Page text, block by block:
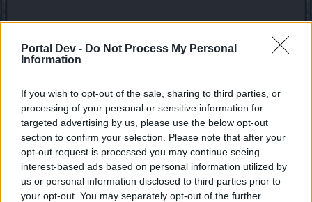
Portal Dev - Do Not Process My Personal
Information
If you wish to opt-out of the sale, sharing to third parties, or
processing of your personal or sensitive information for
targeted advertising by us, please use the below opt-out
section to confirm your selection. Please note that after your
opt-out request is processed you may continue seeing
interest-based ads based on personal information utilized by
us or personal information disclosed to third parties prior to
your opt-out. You may separately opt-out of the further
Forum Greenhorn
rozrabiaki supergwiazdy tj. MR czarującego/MR
oślepiającego plus skrzynki przepis wygląda na aktywny
ale jak wrzucam wszystko na ruszt to przycisk gaśnie i nie
mogę nic wyprodukować. Brak jakichkolwiek komunikatów.
Po prostu przycisk tworzenia nie podświetla się. Co robię
nie tak?
Nov 20, 2024